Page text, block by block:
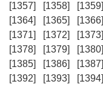
[1357]
[1358] [1359]
[1364]
[1365] [1366]
[1371]
[1372] [1373]
[1378]
[1379] [1380]
[1385]
[1386] [1387]
[1392]
[1393] [1394]